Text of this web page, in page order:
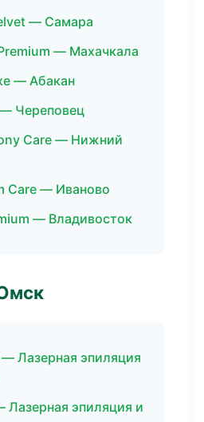
— Самара
— Махачкала
— Абакан
— Череповец
Care — Нижний
Care — Иваново
— Владивосток
Лазерная эпиляция
эпиляция и